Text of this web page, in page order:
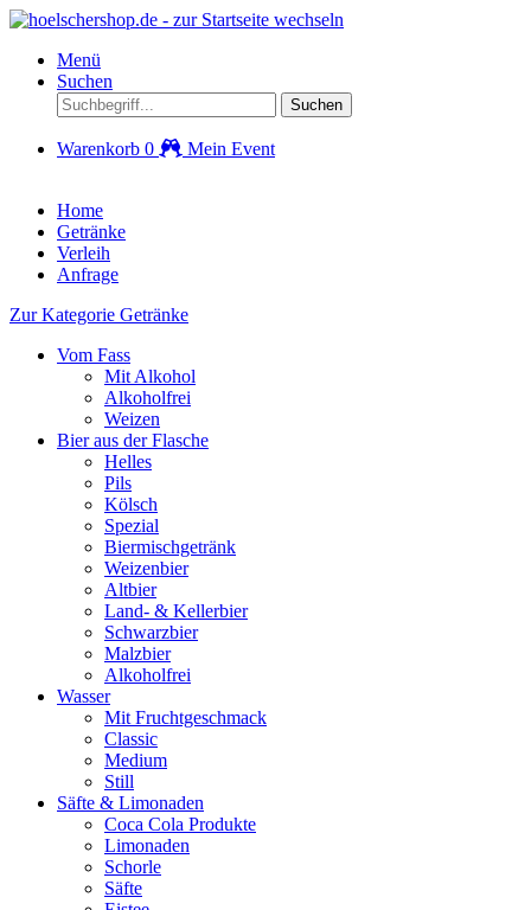
Menü
Suchen
Suchen
Warenkorb 0 Mein Event
Home
Getränke
Verleih
Anfrage
Zur Kategorie Getränke
Vom Fass
Mit Alkohol
Alkoholfrei
Weizen
Bier aus der Flasche
Helles
Pils
Kölsch
Spezial
Biermischgetränk
Weizenbier
Altbier
Land- & Kellerbier
Schwarzbier
Malzbier
Alkoholfrei
Wasser
Mit Fruchtgeschmack
Classic
Medium
Still
Säfte & Limonaden
Coca Cola Produkte
Limonaden
Schorle
Säfte